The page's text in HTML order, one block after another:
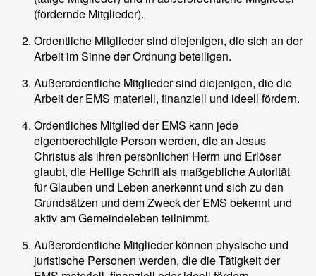
(fördernde Mitglieder).
Ordentliche Mitglieder sind diejenigen, die sich an der
Arbeit im Sinne der Ordnung beteiligen.
Außerordentliche Mitglieder sind diejenigen, die die
Arbeit der EMS materiell, finanziell und ideell fördern.
Ordentliches Mitglied der EMS kann jede
eigenberechtigte Person werden, die an Jesus
Christus als ihren persönlichen Herrn und Erlöser
glaubt, die Heilige Schrift als maßgebliche Autorität
für Glauben und Leben anerkennt und sich zu den
Grundsätzen und dem Zweck der EMS bekennt und
aktiv am Gemeindeleben teilnimmt.
Außerordentliche Mitglieder können physische und
juristische Personen werden, die die Tätigkeit der